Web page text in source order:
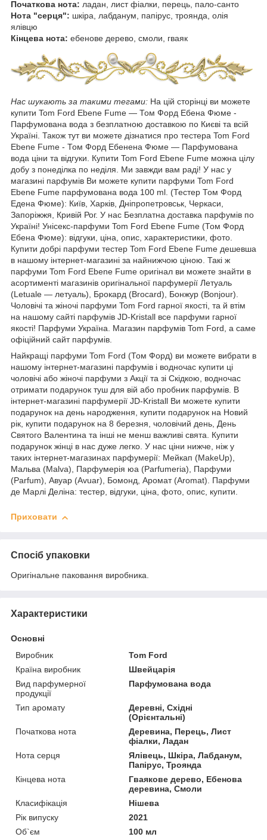
Початкова нота: ладан, лист фіалки, перець, пало-санто
Нота "серця": шкіра, лабданум, папірус, троянда, олія
ялівцю
Кінцева нота: ебенове дерево, смоли, гваяк
Нас шукають за такими тегами: На цій сторінці ви можете
купити Tom Ford Ebene Fume — Том Форд Ебена Фюме -
Парфумована вода з безплатною доставкою по Києві та всій
Україні. Також тут ви можете дізнатися про тестера Tom Ford
Ebene Fume - Том Форд Ебенена Фюме — Парфумована
вода ціни та відгуки. Купити Tom Ford Ebene Fume можна цілу
добу з понеділка по неділя. Ми завжди вам раді! У нас у
магазині парфумів Ви можете купити парфуми Tom Ford
Ebene Fume парфумована вода 100 ml. (Тестер Том Форд
Едена Фюме): Київ, Харків, Дніпропетровськ, Черкаси,
Запоріжжя, Кривій Рог. У нас Безплатна доставка парфумів по
Україні! Унісекс-парфуми Tom Ford Ebene Fume (Том Форд
Ебена Фюме): відгуки, ціна, опис, характеристики, фото.
Купити добрі парфуми тестер Tom Ford Ebene Fume дешевша
в нашому інтернет-магазині за найнижчою ціною. Такі ж
парфуми Tom Ford Ebene Fume оригінал ви можете знайти в
асортименті магазинів оригінальної парфумерії Летуаль
(Letuale — летуаль), Брокард (Brocard), Бонжур (Bonjour).
Чоловічі та жіночі парфуми Tom Ford гарної якості, та й втім
на нашому сайті парфумів JD-Kristall все парфуми гарної
якості! Парфуми Україна. Магазин парфумів Tom Ford, а саме
офіційний сайт парфумів.
Найкращі парфуми Tom Ford (Том Форд) ви можете вибрати в
нашому інтернет-магазині парфумів і водночас купити ці
чоловічі або жіночі парфуми з Акції та зі Скідкою, водночас
отримати подарунок туш для вій або пробник парфумів. В
інтернет-магазині парфумерії JD-Kristall Ви можете купити
подарунок на день народження, купити подарунок на Новий
рік, купити подарунок на 8 березня, чоловічий день, День
Святого Валентина та інші не менш важливі свята. Купити
подарунок жінці в нас дуже легко. У нас ціни нижче, ніж у
таких інтернет-магазинах парфумерії: Мейкап (MakeUp),
Мальва (Malva), Парфумерія юа (Parfumeria), Парфуми
(Parfum), Авуар (Avuar), Бомонд, Аромат (Aromat). Парфуми
де Марлі Деліна: тестер, відгуки, ціна, фото, опис, купити.
Приховати
Спосіб упаковки
Оригінальне паковання виробника.
Характеристики
Основні
Виробник
Tom Ford
Країна виробник
Швейцарія
Вид парфумерної
продукції
Парфумована вода
Тип аромату
Деревні, Східні
(Орієнтальні)
Початкова нота
Деревина, Перець, Лист
фіалки, Ладан
Нота серця
Ялівець, Шкіра, Лабданум,
Папірус, Троянда
Кінцева нота
Гваякове дерево, Ебенова
деревина, Смоли
Класифікація
Нішева
Рік випуску
2021
Об`єм
100 мл